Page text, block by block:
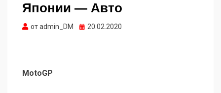
Японии — Авто
отadmin_DM Опубликовано
20.02.2020
MotoGP